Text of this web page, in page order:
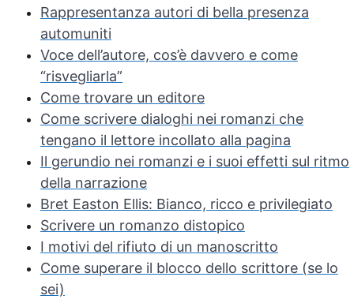
Rappresentanza autori di bella presenza
automuniti
Voce dell’autore, cos’è davvero e come
“risvegliarla”
Come trovare un editore
Come scrivere dialoghi nei romanzi che
tengano il lettore incollato alla pagina
Il gerundio nei romanzi e i suoi effetti sul ritmo
della narrazione
Bret Easton Ellis: Bianco, ricco e privilegiato
Scrivere un romanzo distopico
I motivi del rifiuto di un manoscritto
Come superare il blocco dello scrittore (se lo
sei)